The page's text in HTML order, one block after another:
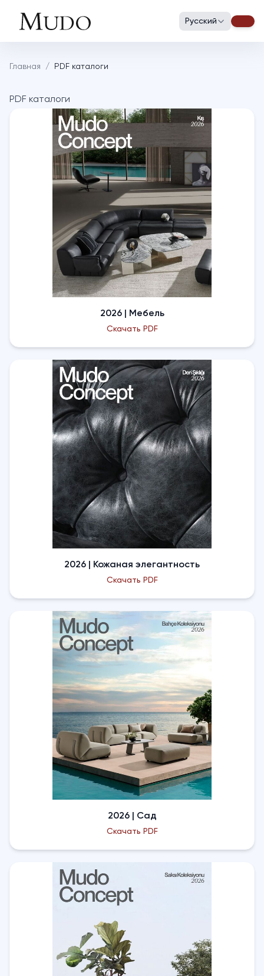
Русский
Главная / PDF каталоги
PDF каталоги
2026 | Мебель
Скачать PDF
2026 | Кожаная элегантность
Скачать PDF
2026 | Сад
Скачать PDF